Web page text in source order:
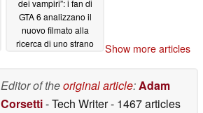
dei vampiri”: i fan di
GTA 6 analizzano il
nuovo filmato alla
ricerca di uno strano
Show more articles
Editor of theoriginal article:Adam
Corsetti- Tech Writer- 1467 articles